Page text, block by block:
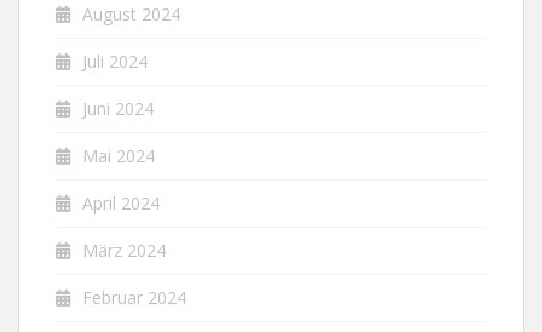
August 2024
Juli 2024
Juni 2024
Mai 2024
April 2024
März 2024
Februar 2024